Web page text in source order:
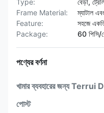
Type:
বেড়া,
Frame Material:
ম্যাটাল
Feature:
সহজে
Package:
60 পিসি/
পণ্যের বর্ণনা
খামার ব্যবহারের জন্য
পোস্ট